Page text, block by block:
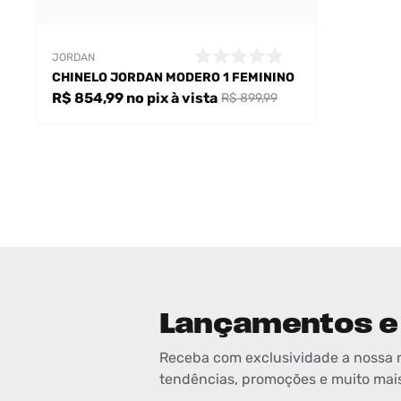
JORDAN
CHINELO JORDAN MODERO 1 FEMININO
R$ 854,99 no pixà vista R$ 899,99
Lançamentos
Receba com exclusividade a nossa
tendências, promoções e muito